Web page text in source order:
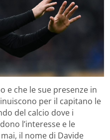
e che le sue presenze in
per il capitano le
del calcio dove i
l’interesse e le
il nome di Davide